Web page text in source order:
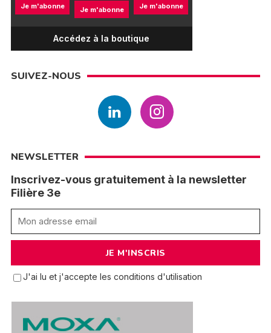
Je m'abonne Je m'abonne Je m'abonne
Accédez à la boutique
SUIVEZ-NOUS
NEWSLETTER
Inscrivez-vous gratuitement à la newsletter
Filière 3e
J'ai lu et j'accepte les conditions d'utilisation